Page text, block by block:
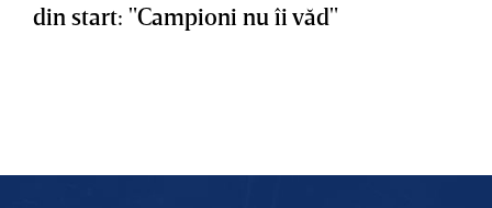
din start: "Campioni nu îi văd"